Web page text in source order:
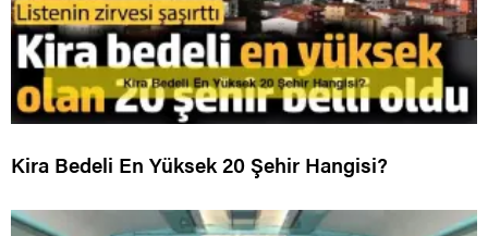
Kira Bedeli En Yüksek 20 Şehir Hangisi?